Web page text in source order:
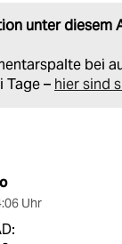
unter diesem
bei
Tage – hier sind
Uhr